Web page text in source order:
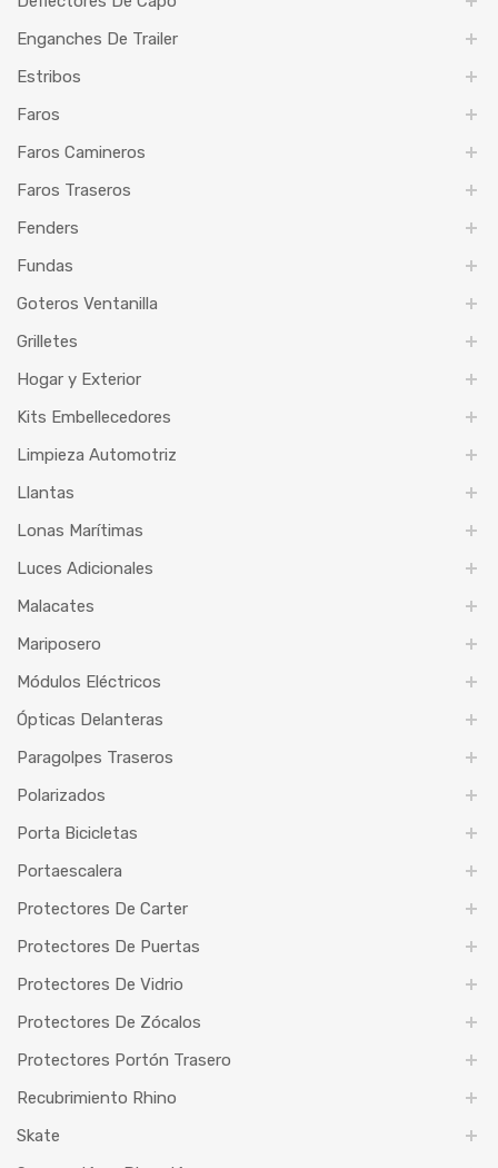
Enganches De Trailer
Estribos
Faros
Faros Camineros
Faros Traseros
Fenders
Fundas
Goteros Ventanilla
Grilletes
Hogar y Exterior
Kits Embellecedores
Limpieza Automotriz
Llantas
Lonas Marítimas
Luces Adicionales
Malacates
Mariposero
Módulos Eléctricos
Ópticas Delanteras
Paragolpes Traseros
Polarizados
Porta Bicicletas
Portaescalera
Protectores De Carter
Protectores De Puertas
Protectores De Vidrio
Protectores De Zócalos
Protectores Portón Trasero
Recubrimiento Rhino
Skate